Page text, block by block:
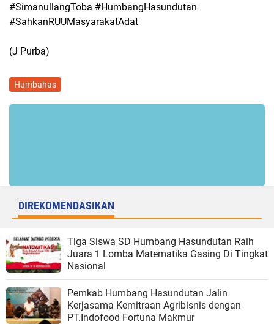
#SimanullangToba #HumbangHasundutan
#SahkanRUUMasyarakatAdat
(J Purba)
Humbahas
DIREKOMENDASIKAN
Tiga Siswa SD Humbang Hasundutan Raih
Juara 1 Lomba Matematika Gasing Di Tingkat
Nasional
Pemkab Humbang Hasundutan Jalin
Kerjasama Kemitraan Agribisnis dengan
PT.Indofood Fortuna Makmur